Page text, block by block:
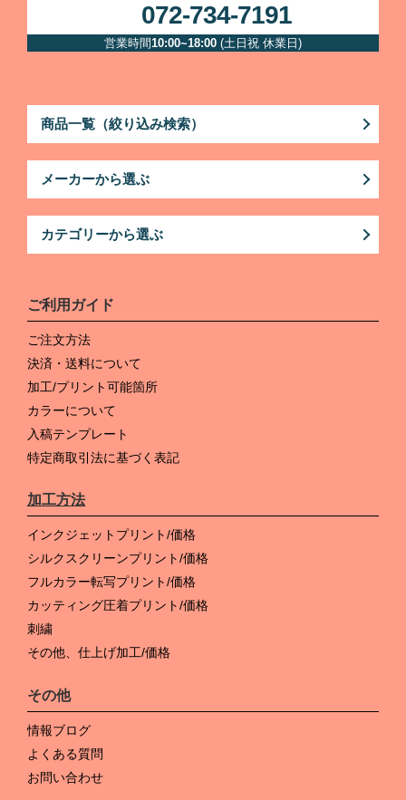
072-734-7191
営業時間10:00~18:00 (土日祝 休業日)
商品一覧（絞り込み検索）
メーカーから選ぶ
カテゴリーから選ぶ
ご利用ガイド
ご注文方法
決済・送料について
加工/プリント可能箇所
カラーについて
入稿テンプレート
特定商取引法に基づく表記
加工方法
インクジェットプリント/価格
シルクスクリーンプリント/価格
フルカラー転写プリント/価格
カッティング圧着プリント/価格
刺繍
その他、仕上げ加工/価格
その他
情報ブログ
よくある質問
お問い合わせ